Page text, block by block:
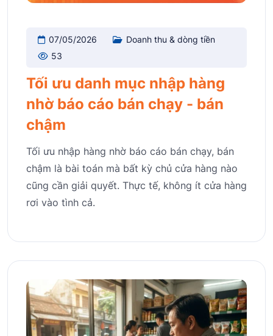
07/05/2026
Doanh thu & dòng tiền
53
Tối ưu danh mục nhập hàng
nhờ báo cáo bán chạy - bán
chậm
Tối ưu nhập hàng nhờ báo cáo bán chạy, bán
chậm là bài toán mà bất kỳ chủ cửa hàng nào
cũng cần giải quyết. Thực tế, không ít cửa hàng
rơi vào tình cả.